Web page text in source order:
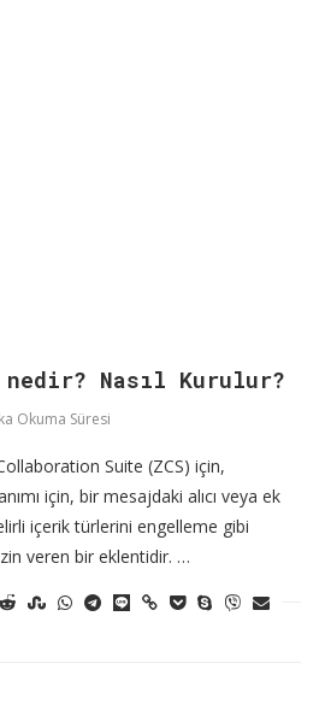
nedir? Nasıl Kurulur?
Okuma Süresi
Suite (ZCS) için,
için, bir mesajdaki alıcı veya ek
içerik türlerini engelleme gibi
veren bir eklentidir. …